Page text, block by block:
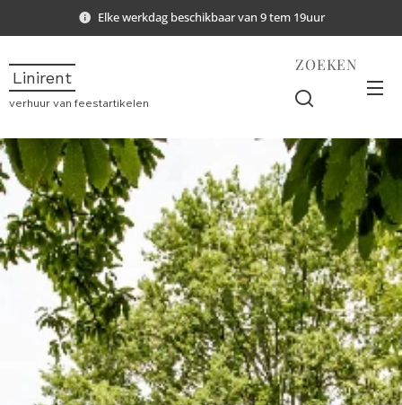
Elke werkdag beschikbaar van 9 tem 19uur
Linirent
verhuur van feestartikelen
ZOEKEN